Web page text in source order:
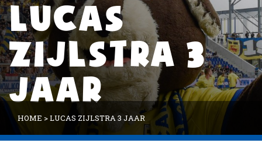
LUCAS
ZIJLSTRA 3
JAAR
HOME >LUCAS ZIJLSTRA 3 JAAR